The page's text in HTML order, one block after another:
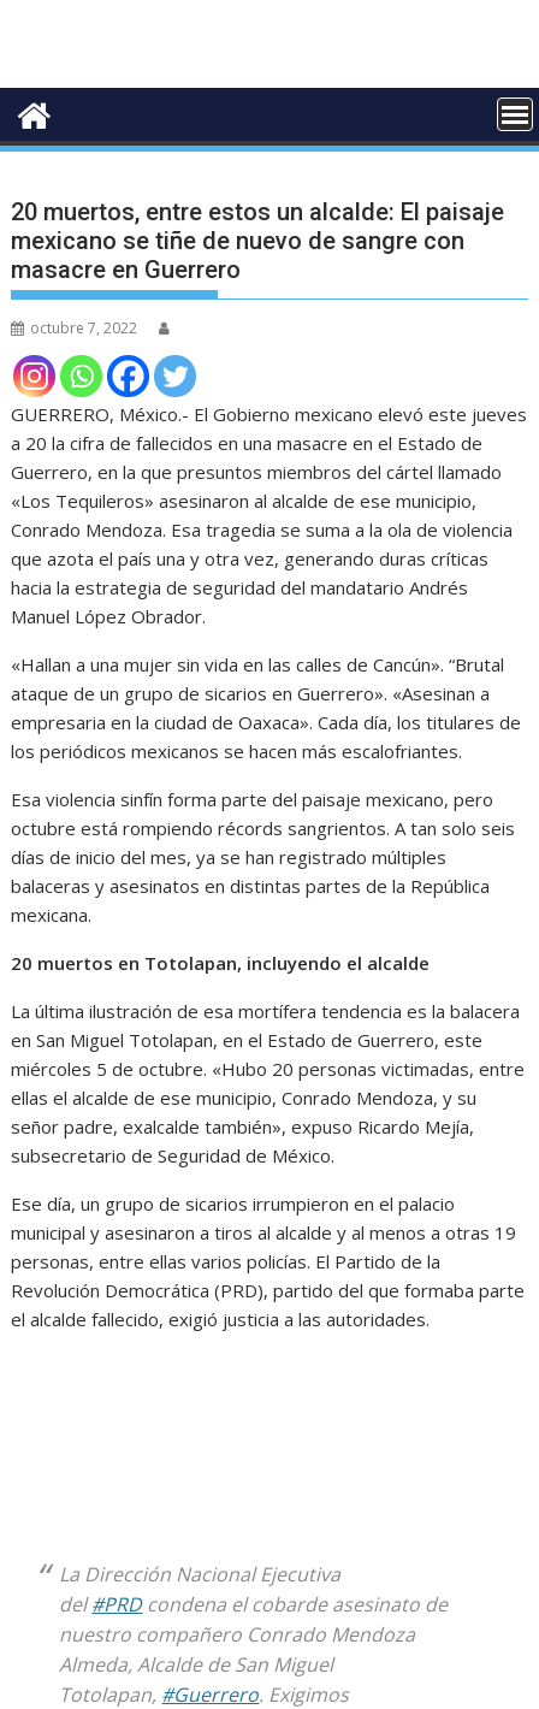
20 muertos, entre estos un alcalde: El paisaje
mexicano se tiñe de nuevo de sangre con
masacre en Guerrero
octubre 7, 2022
GUERRERO, México.- El Gobierno mexicano elevó este jueves
a 20 la cifra de fallecidos en una masacre en el Estado de
Guerrero, en la que presuntos miembros del cártel llamado
«Los Tequileros» asesinaron al alcalde de ese municipio,
Conrado Mendoza. Esa tragedia se suma a la ola de violencia
que azota el país una y otra vez, generando duras críticas
hacia la estrategia de seguridad del mandatario Andrés
Manuel López Obrador.
«Hallan a una mujer sin vida en las calles de Cancún». “Brutal
ataque de un grupo de sicarios en Guerrero». «Asesinan a
empresaria en la ciudad de Oaxaca». Cada día, los titulares de
los periódicos mexicanos se hacen más escalofriantes.
Esa violencia sinfín forma parte del paisaje mexicano, pero
octubre está rompiendo récords sangrientos. A tan solo seis
días de inicio del mes, ya se han registrado múltiples
balaceras y asesinatos en distintas partes de la República
mexicana.
20 muertos en Totolapan, incluyendo el alcalde
La última ilustración de esa mortífera tendencia es la balacera
en San Miguel Totolapan, en el Estado de Guerrero, este
miércoles 5 de octubre. «Hubo 20 personas victimadas, entre
ellas el alcalde de ese municipio, Conrado Mendoza, y su
señor padre, exalcalde también», expuso Ricardo Mejía,
subsecretario de Seguridad de México.
Ese día, un grupo de sicarios irrumpieron en el palacio
municipal y asesinaron a tiros al alcalde y al menos a otras 19
personas, entre ellas varios policías. El Partido de la
Revolución Democrática (PRD), partido del que formaba parte
el alcalde fallecido, exigió justicia a las autoridades.
La Dirección Nacional Ejecutiva
del#PRDcondena el cobarde asesinato de
nuestro compañero Conrado Mendoza
Almeda, Alcalde de San Miguel
Totolapan, #Guerrero. Exigimos